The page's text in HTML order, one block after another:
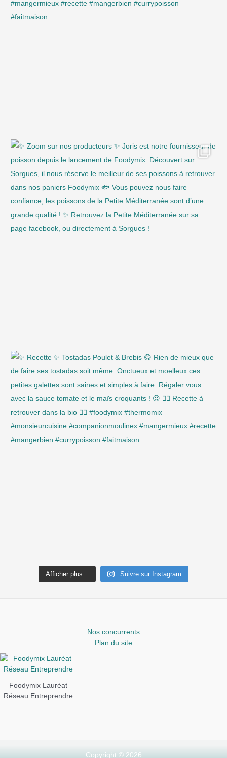
Afficher plus... Suivre sur Instagram
Nos concurrents
Plan du site
Foodymix Lauréat
Réseau Entreprendre
Copyright © 2026